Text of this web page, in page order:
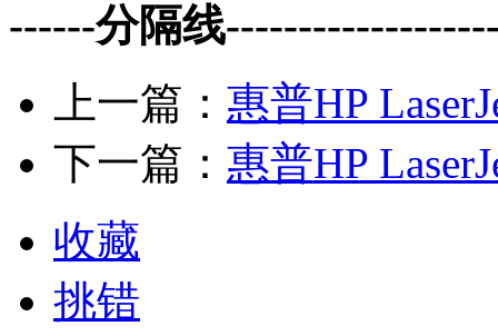
------分隔线
上一篇： 惠普HP
下一篇： 惠普HP
收藏
挑错